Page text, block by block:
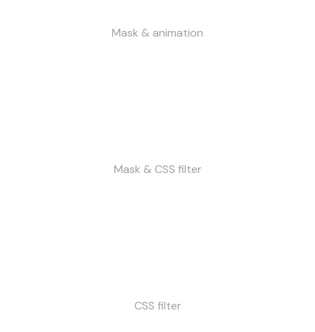
Mask & animation
Mask & CSS filter
CSS filter